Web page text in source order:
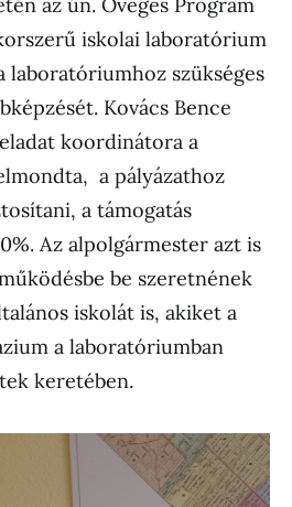
iskolai laboratórium
laboratóriumhoz szükséges
Kovács Bence
koordinátora a
a pályázathoz
a támogatás
Az alpolgármester azt is
be szeretnének
iskolát is, akiket a
a laboratóriumban
keretében.